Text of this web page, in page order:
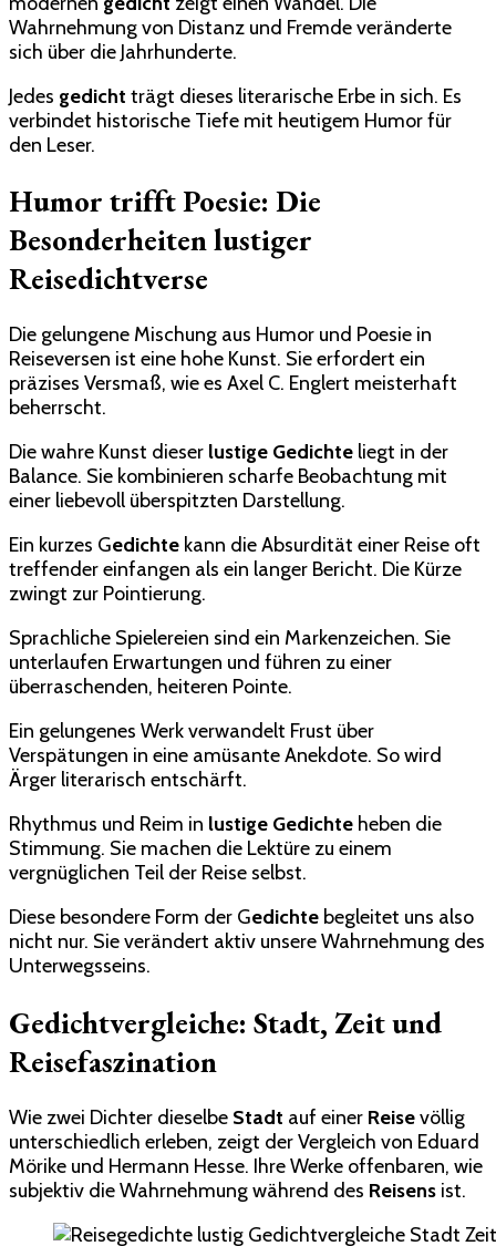
Wahrnehmung von Distanz und Fremde veränderte
sich über die Jahrhunderte.
Jedes gedicht trägt dieses literarische Erbe in sich. Es
verbindet historische Tiefe mit heutigem Humor für
den Leser.
Humor trifft Poesie: Die
Besonderheiten lustiger
Reisedichtverse
Die gelungene Mischung aus Humor und Poesie in
Reiseversen ist eine hohe Kunst. Sie erfordert ein
präzises Versmaß, wie es Axel C. Englert meisterhaft
beherrscht.
Die wahre Kunst dieser lustige Gedichte liegt in der
Balance. Sie kombinieren scharfe Beobachtung mit
einer liebevoll überspitzten Darstellung.
Ein kurzes Gedichte kann die Absurdität einer Reise oft
treffender einfangen als ein langer Bericht. Die Kürze
zwingt zur Pointierung.
Sprachliche Spielereien sind ein Markenzeichen. Sie
unterlaufen Erwartungen und führen zu einer
überraschenden, heiteren Pointe.
Ein gelungenes Werk verwandelt Frust über
Verspätungen in eine amüsante Anekdote. So wird
Ärger literarisch entschärft.
Rhythmus und Reim in lustige Gedichte heben die
Stimmung. Sie machen die Lektüre zu einem
vergnüglichen Teil der Reise selbst.
Diese besondere Form der Gedichte begleitet uns also
nicht nur. Sie verändert aktiv unsere Wahrnehmung des
Unterwegsseins.
Gedichtvergleiche: Stadt, Zeit und
Reisefaszination
Wie zwei Dichter dieselbe Stadt auf einer Reisevöllig
unterschiedlich erleben, zeigt der Vergleich von Eduard
Mörike und Hermann Hesse. Ihre Werke offenbaren, wie
subjektiv die Wahrnehmung während des Reisens ist.